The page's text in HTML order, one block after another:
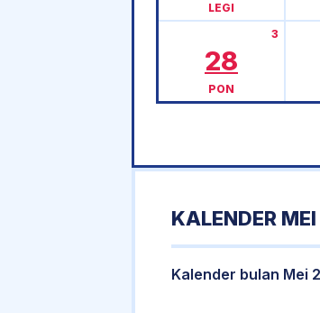
LEGI
28
3
PON
KALENDER
Kalender bulan Mei